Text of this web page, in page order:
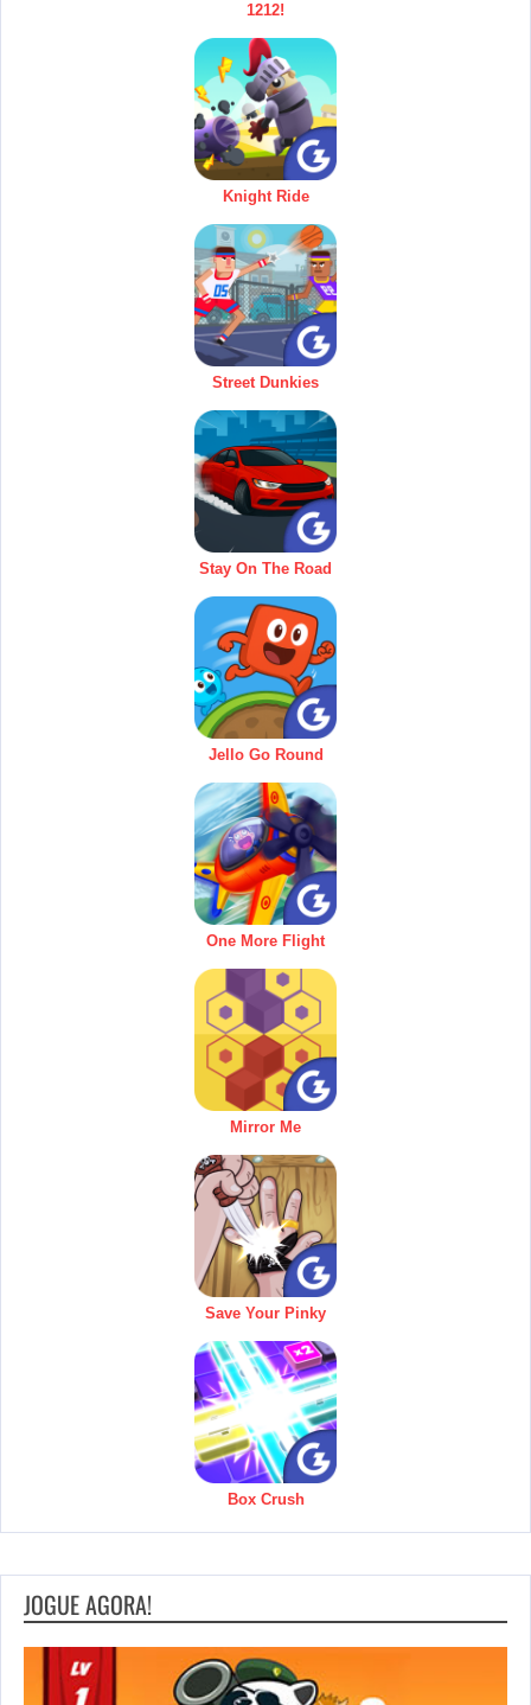
1212!
Knight Ride
Street Dunkies
Stay On The Road
Jello Go Round
One More Flight
Mirror Me
Save Your Pinky
Box Crush
JOGUE AGORA!